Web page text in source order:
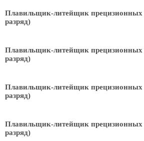
Плавильщик-литейщик прецизионных
разряд)
Плавильщик-литейщик прецизионных
разряд)
Плавильщик-литейщик прецизионных
разряд)
Плавильщик-литейщик прецизионных
разряд)